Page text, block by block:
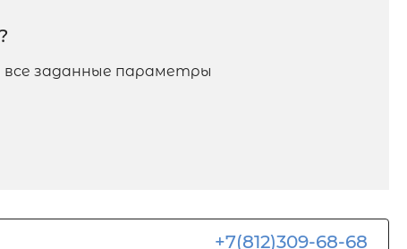
все заданные параметры
+7(812)309-68-68